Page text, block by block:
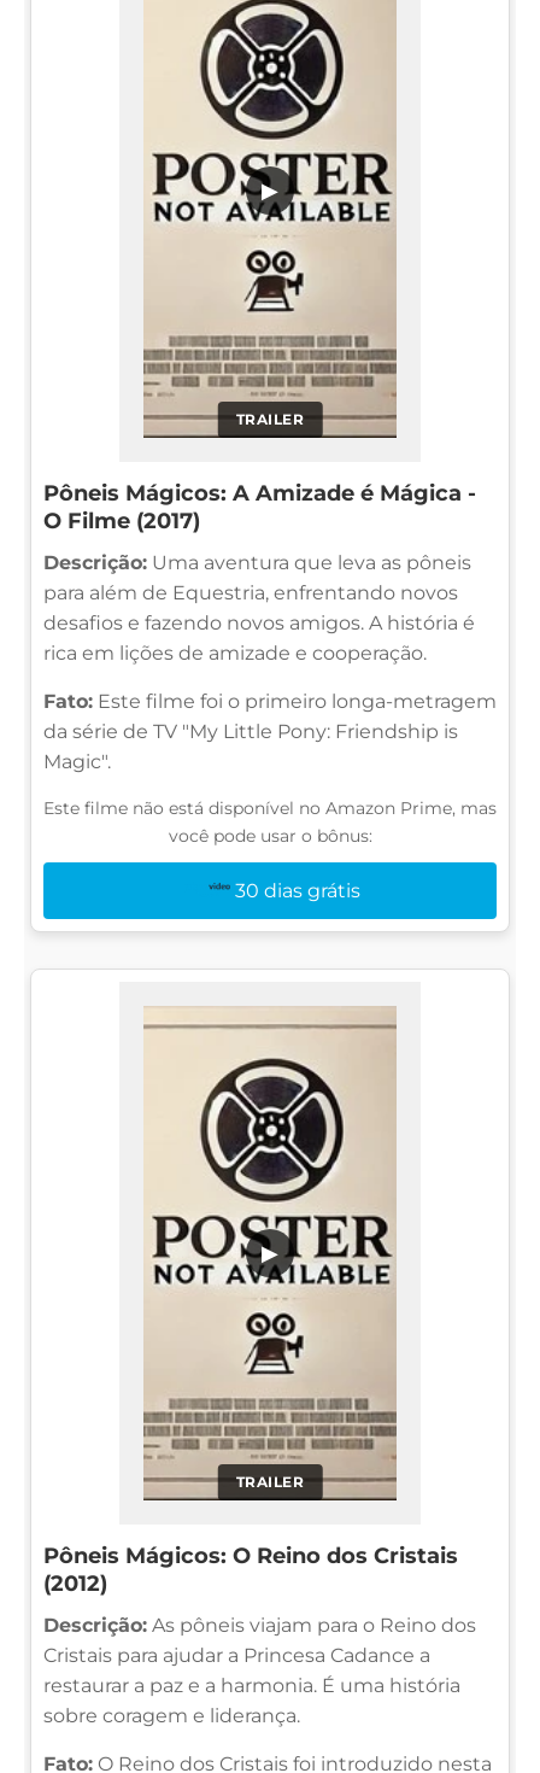
TRAILER
▶
Pôneis Mágicos: A Amizade é Mágica -
O Filme (2017)
Descrição: Uma aventura que leva as pôneis
para além de Equestria, enfrentando novos
desafios e fazendo novos amigos. A história é
rica em lições de amizade e cooperação.
Fato: Este filme foi o primeiro longa-metragem
da série de TV "My Little Pony: Friendship is
Magic".
Este filme não está disponível no Amazon Prime, mas
você pode usar o bônus:
30 dias grátis
TRAILER
▶
Pôneis Mágicos: O Reino dos Cristais
(2012)
Descrição: As pôneis viajam para o Reino dos
Cristais para ajudar a Princesa Cadance a
restaurar a paz e a harmonia. É uma história
sobre coragem e liderança.
Fato: O Reino dos Cristais foi introduzido nesta